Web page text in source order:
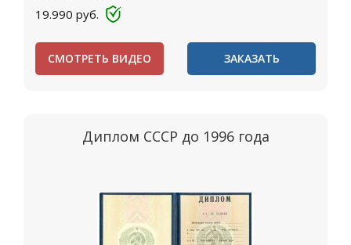
19.990 руб.
СМОТРЕТЬ ВИДЕО ЗАКАЗАТЬ
Диплом СССР до 1996 года